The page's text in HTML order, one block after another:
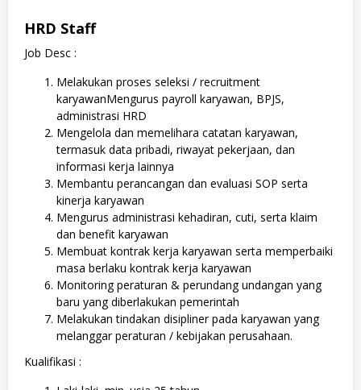
HRD Staff
Job Desc :
Melakukan proses seleksi / recruitment
karyawanMengurus payroll karyawan, BPJS,
administrasi HRD
Mengelola dan memelihara catatan karyawan,
termasuk data pribadi, riwayat pekerjaan, dan
informasi kerja lainnya
Membantu perancangan dan evaluasi SOP serta
kinerja karyawan
Mengurus administrasi kehadiran, cuti, serta klaim
dan benefit karyawan
Membuat kontrak kerja karyawan serta memperbaiki
masa berlaku kontrak kerja karyawan
Monitoring peraturan & perundang undangan yang
baru yang diberlakukan pemerintah
Melakukan tindakan disipliner pada karyawan yang
melanggar peraturan / kebijakan perusahaan.
Kualifikasi :